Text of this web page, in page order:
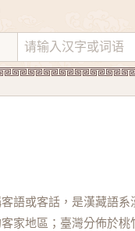
語或客話，是漢藏語
家地區；臺灣分佈於